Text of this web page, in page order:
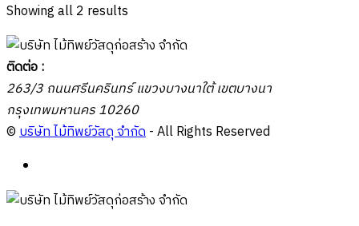
Showing all 2 results
ติดต่อ :
263/3 ถนนศรีนครินทร์ แขวงบางนาใต้ เขตบางนา
กรุงเทพมหานคร 10260
©บริษัท ไม้ทิพย์วัสดุ จำกัด- All Rights Reserved